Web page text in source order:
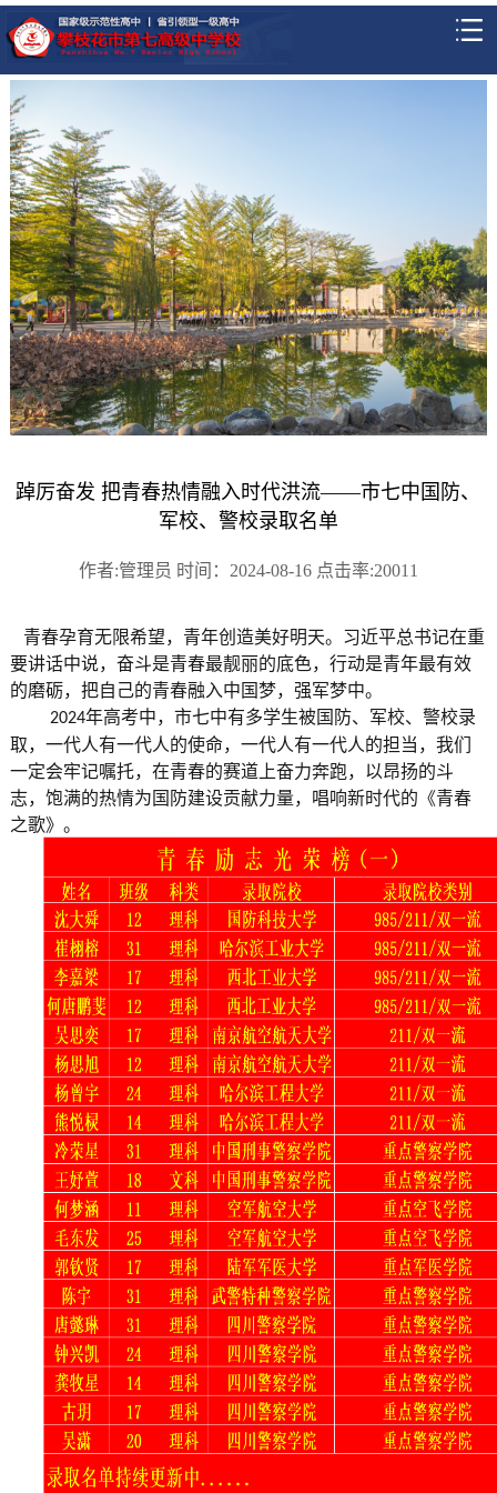
踔厉奋发 把青春热情融入时代洪流——市七中国防、
军校、警校录取名单
作者:管理员 时间：2024-08-16 点击率:20011
青春孕育无限希望，青年创造美好明天。 习近平总书记在重
要讲话中说，奋斗是青春最靓丽的底色，行动是青年最有效
的磨砺， 把自己的青春融入中国梦，强军梦中。
2024年高考中，市七中有多学生被国防、军校、警校录
取， 一代人有一代人的使命，一代人有一代人的担当，我们
一定会牢记嘱托，在青春的赛道上奋力奔跑，以昂扬的斗
志，饱满的热情为国防建设贡献力量， 唱响新时代的《青春
之歌》。